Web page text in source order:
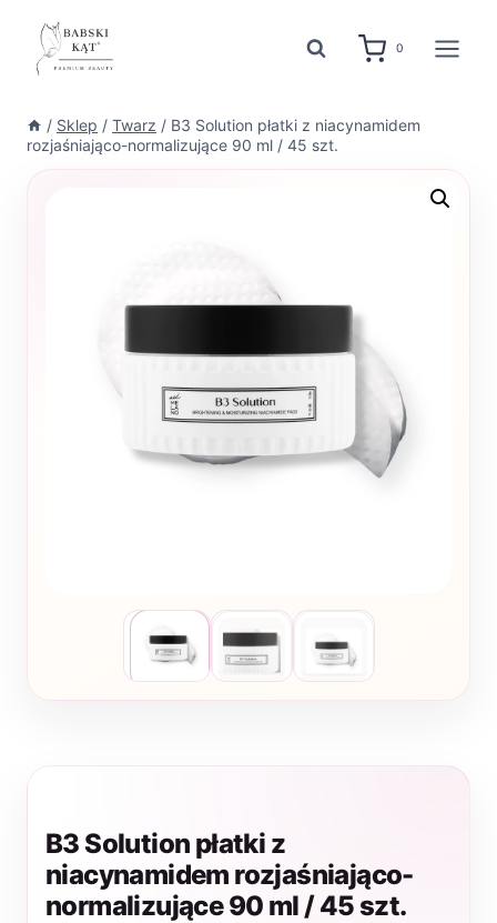
treści
0
/ Sklep / Twarz / B3 Solution płatki z niacynamidem
rozjaśniająco-normalizujące 90 ml / 45 szt.
B3 Solution płatki z
niacynamidem rozjaśniająco-
normalizujące 90 ml / 45 szt.